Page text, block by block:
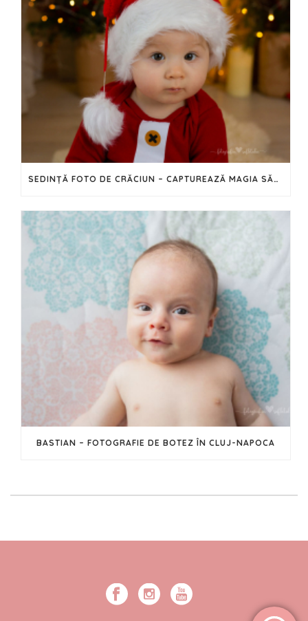
SEDINȚĂ FOTO DE CRĂCIUN – CAPTUREAZĂ MAGIA SĂRBĂTORILOR ÎN IMAGINI
BASTIAN – FOTOGRAFIE DE BOTEZ ÎN CLUJ-NAPOCA